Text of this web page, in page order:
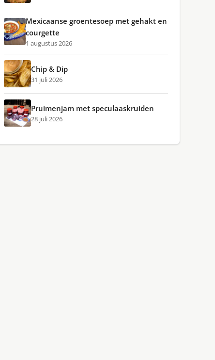
Mexicaanse groentesoep met gehakt en
courgette
1 augustus 2026
Chip & Dip
31 juli 2026
Pruimenjam met speculaaskruiden
28 juli 2026